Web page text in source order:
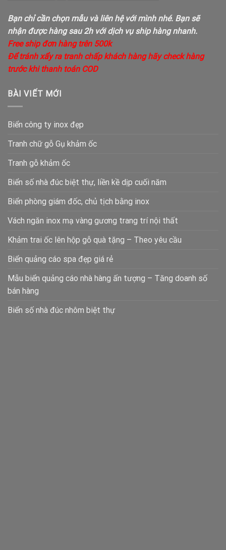
Bạn chỉ cần chọn mẫu và liên hệ với mình nhé. Bạn sẽ
nhận được hàng sau 2h với dịch vụ ship hàng nhanh.
Free ship đơn hàng trên 500k
Để tránh xẩy ra tranh chấp khách hàng hãy check hàng
trước khi thanh toán COD
BÀI VIẾT MỚI
Biển công ty inox đẹp
Tranh chữ gỗ Gụ khảm ốc
Tranh gỗ khảm ốc
Biển số nhà đúc biệt thự, liền kề dịp cuối năm
Biển phòng giám đốc, chủ tịch bằng inox
Vách ngăn inox mạ vàng gương trang trí nội thất
Khảm trai ốc lên hộp gỗ quà tặng – Theo yêu cầu
Biển quảng cáo spa đẹp giá rẻ
Mẫu biển quảng cáo nhà hàng ấn tượng – Tăng doanh số
bán hàng
Biển số nhà đúc nhôm biệt thự